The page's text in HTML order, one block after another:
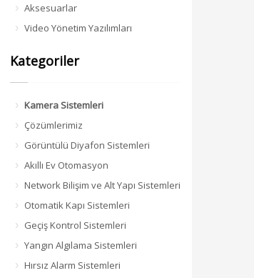
Aksesuarlar
Video Yönetim Yazılımları
Kategoriler
Kamera Sistemleri
Çözümlerimiz
Görüntülü Diyafon Sistemleri
Akıllı Ev Otomasyon
Network Bilişim ve Alt Yapı Sistemleri
Otomatik Kapı Sistemleri
Geçiş Kontrol Sistemleri
Yangın Algılama Sistemleri
Hırsız Alarm Sistemleri